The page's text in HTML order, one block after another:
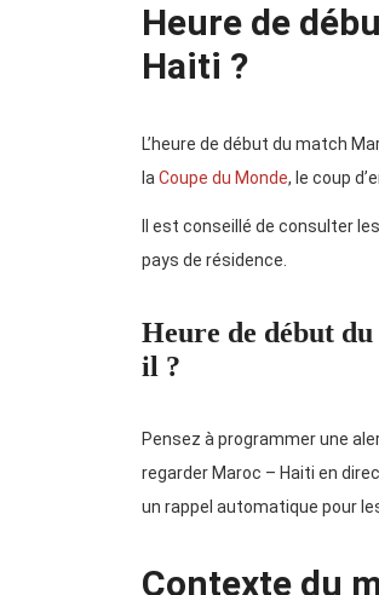
Heure de
Haiti ?
L’heure de début du match
la Coupe du Monde, le coup
Il est conseillé de consulter
pays de résidence.
Heure de début
il ?
Pensez à programmer une
regarder Maroc – Haiti en
un rappel automatique pour
Contexte du